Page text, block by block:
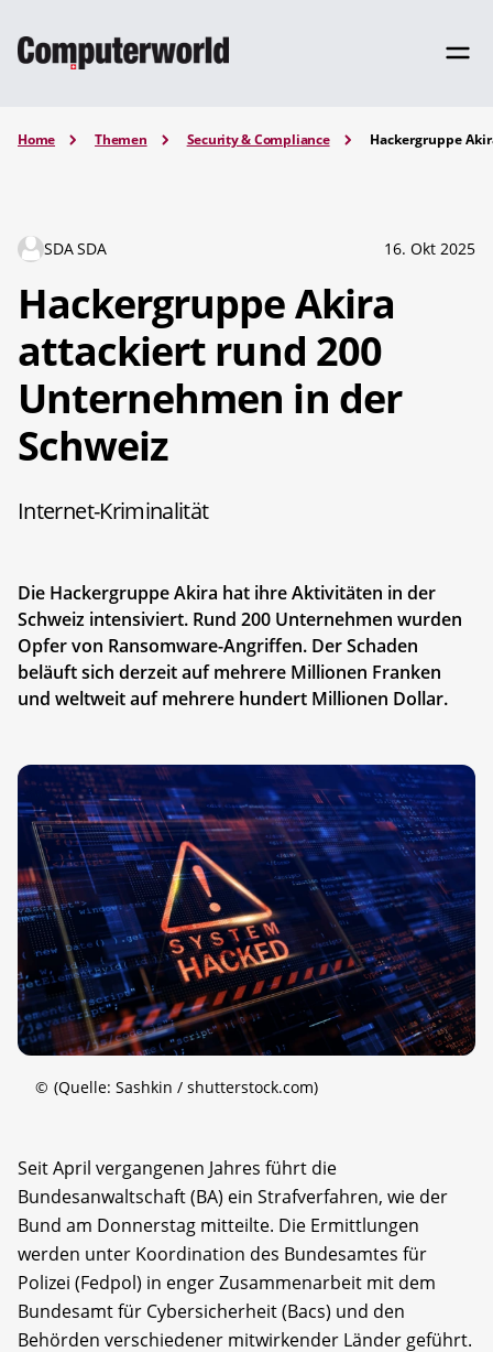
Home Themen Security & Compliance Hackergruppe
SDA SDA 16. Okt 2025
Hackergruppe Akira
attackiert rund 200
Unternehmen in der
Schweiz
Internet-Kriminalität
Die Hackergruppe Akira hat ihre Aktivitäten in der
Schweiz intensiviert. Rund 200 Unternehmen wurden
Opfer von Ransomware-Angriffen. Der Schaden
beläuft sich derzeit auf mehrere Millionen Franken
und weltweit auf mehrere hundert Millionen Dollar.
© (Quelle: Sashkin / shutterstock.com)
Seit April vergangenen Jahres führt die
Bundesanwaltschaft (BA) ein Strafverfahren, wie der
Bund am Donnerstag mitteilte. Die Ermittlungen
werden unter Koordination des Bundesamtes für
Polizei (Fedpol) in enger Zusammenarbeit mit dem
Bundesamt für Cybersicherheit (Bacs) und den
Behörden verschiedener mitwirkender Länder geführt.